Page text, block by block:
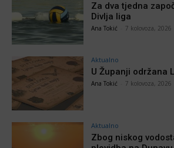
Za dva tjedna
Divlja liga
Ana Tokić 7 kolovoza, 2026
Aktualno
U Županji održana
Ana Tokić 7 kolovoza, 2026
Aktualno
Zbog niskog